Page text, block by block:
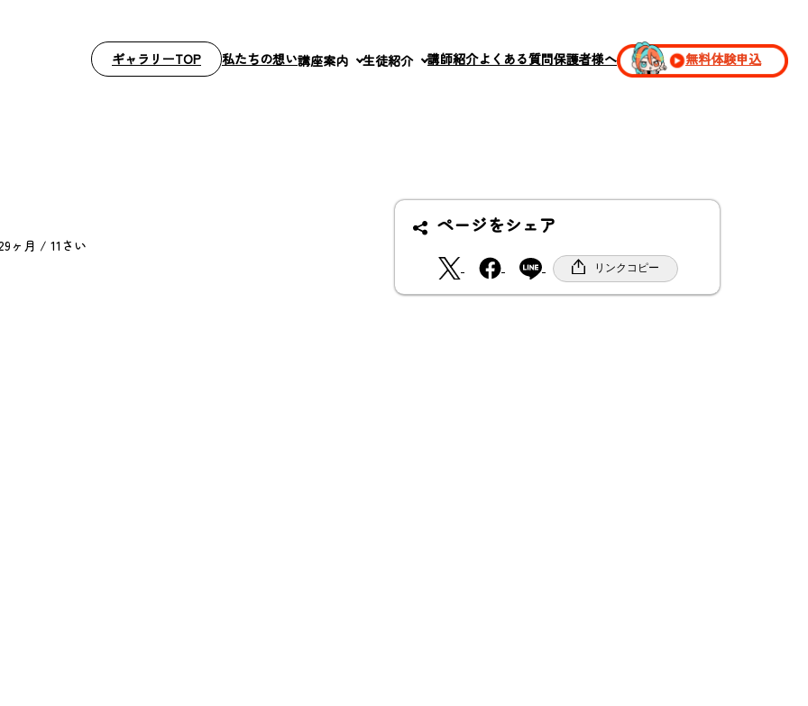
ギャラリーTOP 私たちの想い講座案内 生徒紹介 講師紹介よくある質問保護者様へ 無料体験申込
ヶ月 / 11さい
ページをシェア
a
c
リンクコピー